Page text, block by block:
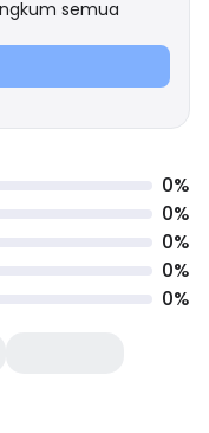
semua
0%
0%
0%
0%
0%